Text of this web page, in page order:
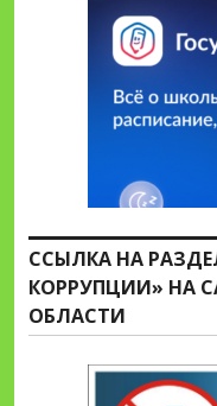
ССЫЛКА НА
КОРРУПЦИИ» НА
ОБЛАСТИ